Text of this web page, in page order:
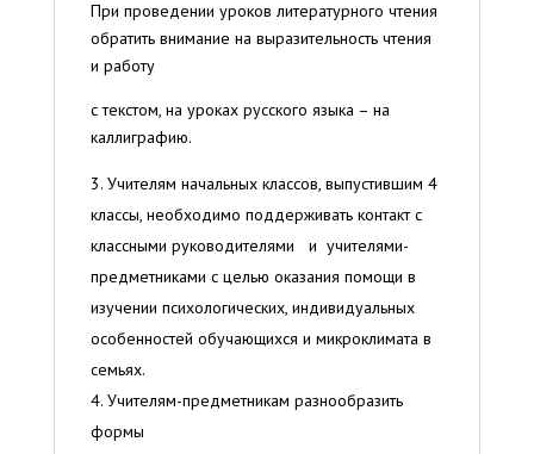
При проведении уроков литературного чтения
обратить внимание на выразительность чтения
и работу
с текстом, на уроках русского языка – на
каллиграфию.
Учителям начальных классов, выпустившим 4
классы, необходимо поддерживать контакт с
классными руководителями и учителями-
предметниками с целью оказания помощи в
изучении психологических, индивидуальных
особенностей обучающихся и микроклимата в
семьях.
Учителям-предметникам разнообразить
формы